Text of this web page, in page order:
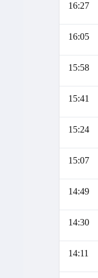
16:27
16:05
15:58
15:41
15:24
15:07
14:49
14:30
14:11